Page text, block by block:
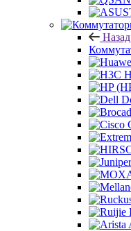
Назад